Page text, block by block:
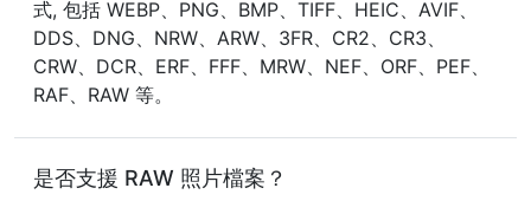
式, 包括 WEBP、PNG、BMP、TIFF、HEIC、AVIF、
DDS、DNG、NRW、ARW、3FR、CR2、CR3、
CRW、DCR、ERF、FFF、MRW、NEF、ORF、PEF、
RAF、RAW 等。
是否支援 RAW 照片檔案？